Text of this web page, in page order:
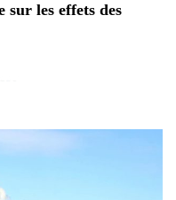
sur les effets des